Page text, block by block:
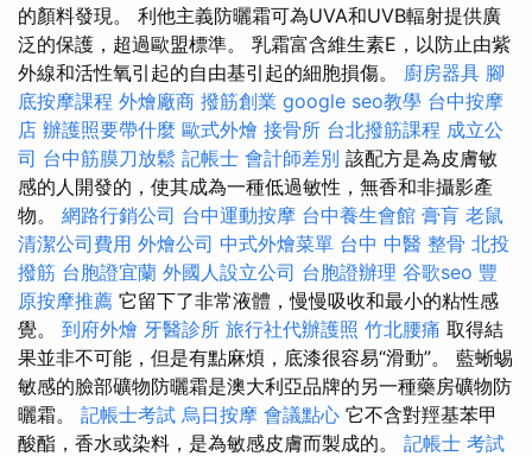
的顏料發現。 利他主義防曬霜可為UVA和UVB輻射提供廣
泛的保護，超過歐盟標準。 乳霜富含維生素E，以防止由紫
外線和活性氧引起的自由基引起的細胞損傷。 廚房器具 腳
底按摩課程 外燴廠商 撥筋創業 google seo教學 台中按摩
店 辦護照要帶什麼 歐式外燴 接骨所 台北撥筋課程 成立公
司 台中筋膜刀放鬆 記帳士 會計師差別 該配方是為皮膚敏
感的人開發的，使其成為一種低過敏性，無香和非攝影產
物。 網路行銷公司 台中運動按摩 台中養生會館 膏肓 老鼠
清潔公司費用 外燴公司 中式外燴菜單 台中 中醫 整骨 北投
撥筋 台胞證宜蘭 外國人設立公司 台胞證辦理 谷歌seo 豐
原按摩推薦 它留下了非常液體，慢慢吸收和最小的粘性感
覺。 到府外燴 牙醫診所 旅行社代辦護照 竹北腰痛 取得結
果並非不可能，但是有點麻煩，底漆很容易“滑動”。 藍蜥蜴
敏感的臉部礦物防曬霜是澳大利亞品牌的另一種藥房礦物防
曬霜。 記帳士考試 烏日按摩 會議點心 它不含對羥基苯甲
酸酯，香水或染料，是為敏感皮膚而製成的。 記帳士 考試